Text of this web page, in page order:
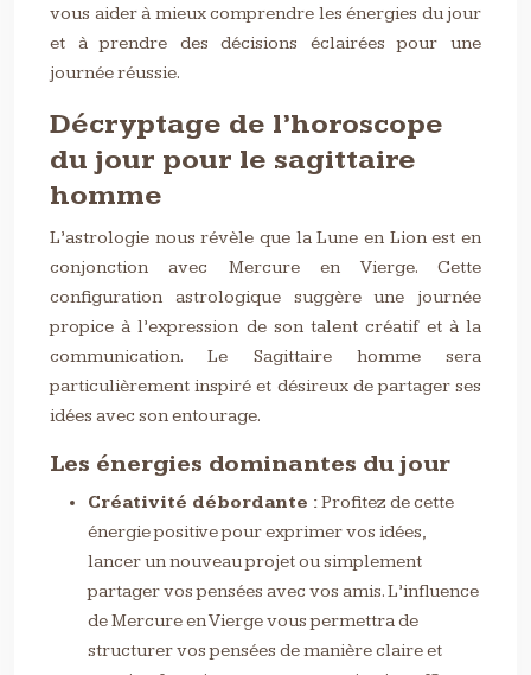
vous aider à mieux comprendre les énergies du jour
et à prendre des décisions éclairées pour une
journée réussie.
Décryptage de l’horoscope
du jour pour le sagittaire
homme
L’astrologie nous révèle que la Lune en Lion est en
conjonction avec Mercure en Vierge. Cette
configuration astrologique suggère une journée
propice à l’expression de son talent créatif et à la
communication. Le Sagittaire homme sera
particulièrement inspiré et désireux de partager ses
idées avec son entourage.
Les énergies dominantes du jour
Créativité débordante :Profitez de cette
énergie positive pour exprimer vos idées,
lancer un nouveau projet ou simplement
partager vos pensées avec vos amis. L’influence
de Mercure en Vierge vous permettra de
structurer vos pensées de manière claire et